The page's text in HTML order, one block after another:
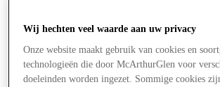
Wij hechten veel waarde aan uw privacy
Onze website maakt gebruik van cookies en
technologieën die door McArthurGlen voor
doeleinden worden ingezet. Sommige cookies